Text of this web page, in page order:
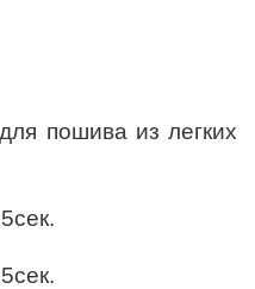
пошива из легких
сек.
сек.